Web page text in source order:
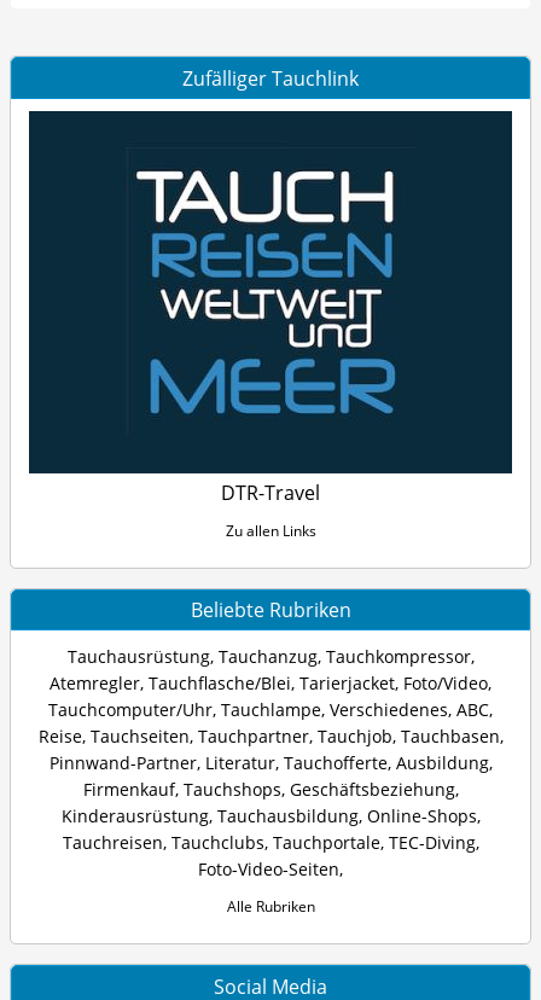
Zufälliger Tauchlink
DTR-Travel
Zu allen Links
Beliebte Rubriken
Tauchausrüstung, Tauchanzug, Tauchkompressor,
Atemregler, Tauchflasche/Blei, Tarierjacket, Foto/Video,
Tauchcomputer/Uhr, Tauchlampe, Verschiedenes, ABC,
Reise, Tauchseiten, Tauchpartner, Tauchjob, Tauchbasen,
Pinnwand-Partner, Literatur, Tauchofferte, Ausbildung,
Firmenkauf, Tauchshops, Geschäftsbeziehung,
Kinderausrüstung, Tauchausbildung, Online-Shops,
Tauchreisen, Tauchclubs, Tauchportale, TEC-Diving,
Foto-Video-Seiten,
Alle Rubriken
Social Media